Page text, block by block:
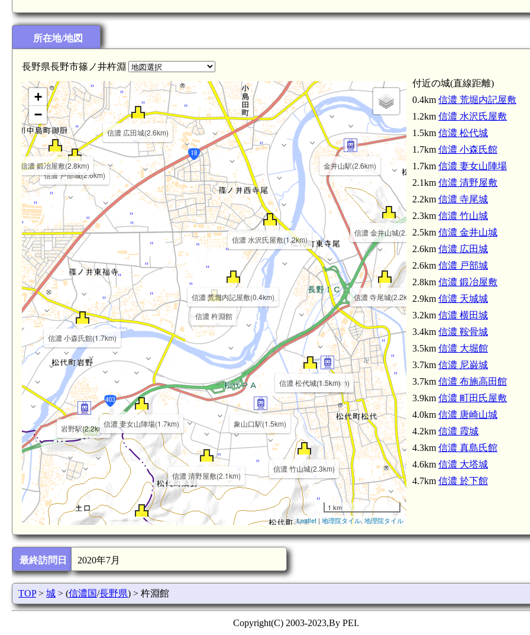
所在地/地図
長野県長野市篠ノ井杵淵
象山口駅(1.5km)
松代駅(1.7km)
岩野駅(2.2km)
金井山駅(2.6km)
信濃 杵淵館
信濃 荒堀内記屋敷(0.4km)
信濃 水沢氏屋敷(1.2km)
信濃 松代城(1.5km)
信濃 小森氏館(1.7km)
信濃 妻女山陣場(1.7km)
信濃 清野屋敷(2.1km)
信濃 寺尾城(2.2km)
信濃 竹山城(2.3km)
信濃 金井山城(2.5km)
信濃 広田城(2.6km)
信濃 戸部城(2.6km)
信濃 鍛冶屋敷(2.8km)
信濃 鞍骨城(3.4km)
信濃 尼巌城(3.7km)
唐崎山城(4.0km)
信濃 霞城(4.2km)
+
−
1 km
Leaflet | 地理院タイル, 地理院タイル
付近の城(直線距離)
0.4km 信濃 荒堀内記屋敷
1.2km 信濃 水沢氏屋敷
1.5km 信濃 松代城
1.7km 信濃 小森氏館
1.7km 信濃 妻女山陣場
2.1km 信濃 清野屋敷
2.2km 信濃 寺尾城
2.3km 信濃 竹山城
2.5km 信濃 金井山城
2.6km 信濃 広田城
2.6km 信濃 戸部城
2.8km 信濃 鍛冶屋敷
2.9km 信濃 天城城
3.2km 信濃 横田城
3.4km 信濃 鞍骨城
3.5km 信濃 大堀館
3.7km 信濃 尼巌城
3.7km 信濃 布施高田館
3.9km 信濃 町田氏屋敷
4.0km 信濃 唐崎山城
4.2km 信濃 霞城
4.3km 信濃 真島氏館
4.6km 信濃 大塔城
4.7km 信濃 於下館
最終訪問日 2020年7月
TOP> 城 > (信濃国/長野県) > 杵淵館
Copyright(C) 2003-2023,By PEI.